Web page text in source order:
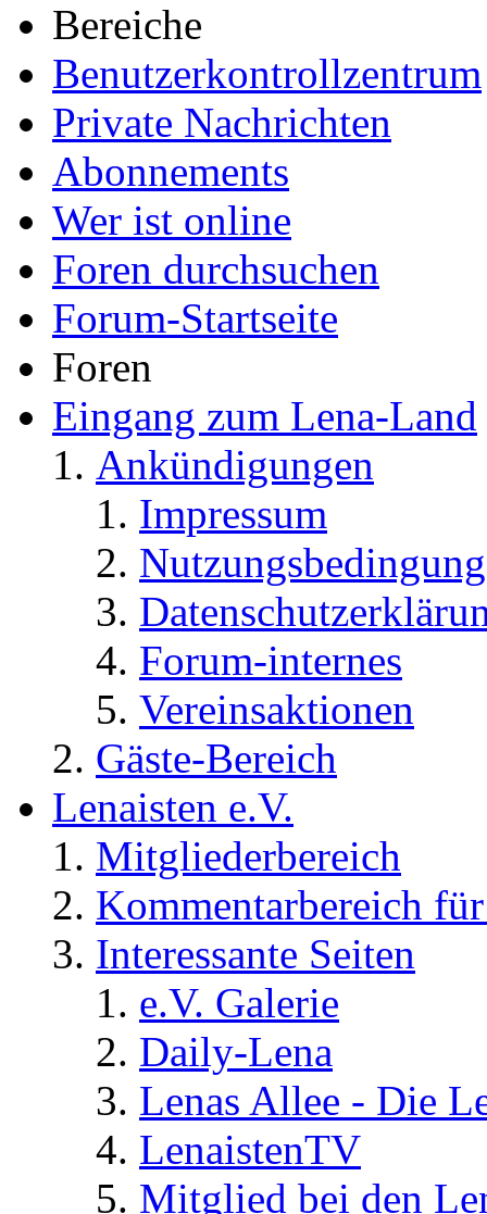
Bereiche
Benutzerkontrollzentrum
Private Nachrichten
Abonnements
Wer ist online
Foren durchsuchen
Forum-Startseite
Foren
Eingang zum Lena-Land
Ankündigungen
Impressum
Forum-internes
Vereinsaktionen
Gäste-Bereich
Lenaisten e.V.
Mitgliederbereich
Kommentarbereich
Interessante Seiten
e.V. Galerie
Daily-Lena
Lenas Allee - Die
LenaistenTV
Mitglied bei den